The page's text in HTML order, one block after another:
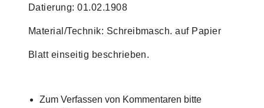
Datierung: 01.02.1908
Material/Technik: Schreibmasch. auf Papier
Blatt einseitig beschrieben.
Zum Verfassen von Kommentaren bitte